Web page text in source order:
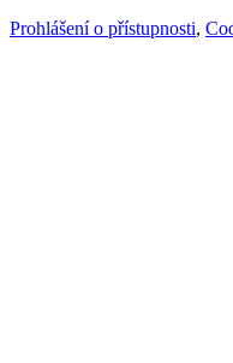
Prohlášení o přístupnosti,